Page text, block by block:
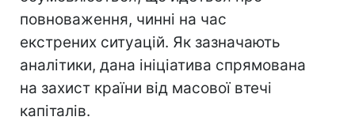
повноваження, чинні на час
екстрених ситуацій. Як зазначають
аналітики, дана ініціатива спрямована
на захист країни від масової втечі
капіталів.